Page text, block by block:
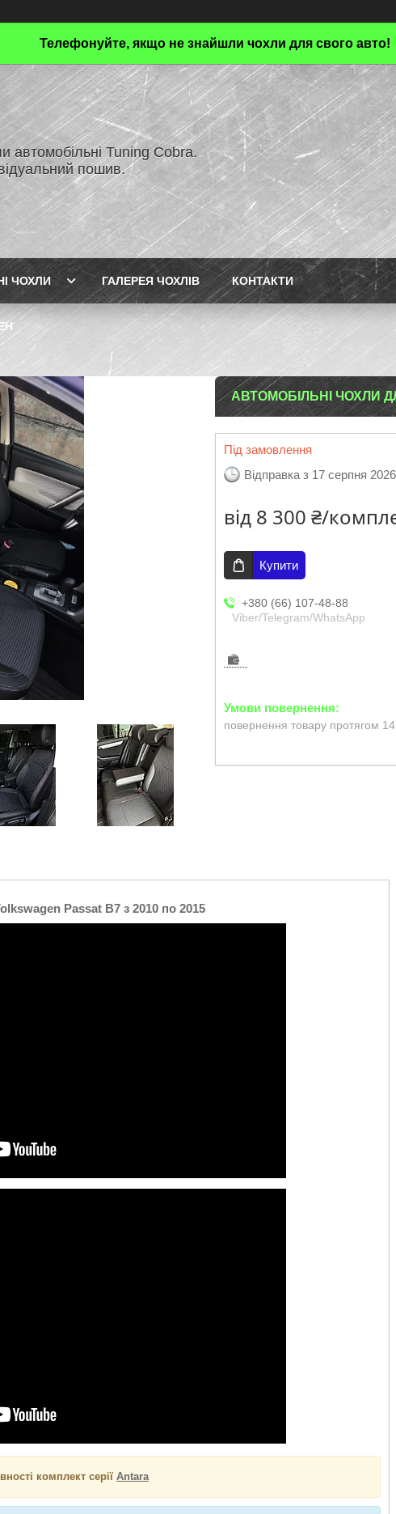
Телефонуйте, якщо не знайшли чохли для свого авто!
автомобільні Tuning Cobra.
пошив.
ЧОХЛИ ГАЛЕРЕЯ ЧОХЛІВ КОНТАКТИ
АВТОМОБІЛЬНІ ЧОХЛИ
Під замовлення
Відправка з 17 серпня 2026
від 8 300 ₴/
Купити
+380 (66) 107-48-88
Viber/Telegram/WhatsApp
повернення товару протягом 14
Passat B7 з 2010 по 2015
комплект серії Antara